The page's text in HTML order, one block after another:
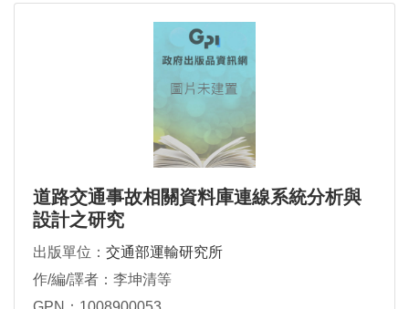
道路交通事故相關資料庫連線系統分析與
設計之研究
出版單位： 交通部運輸研究所
作/編/譯者：李坤清等